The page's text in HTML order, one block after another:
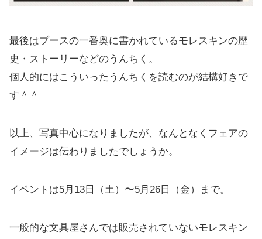
最後はブースの一番奥に書かれているモレスキンの歴
史・ストーリーなどのうんちく。
個人的にはこういったうんちくを読むのが結構好きで
す＾＾
以上、写真中心になりましたが、なんとなくフェアの
イメージは伝わりましたでしょうか。
イベントは5月13日（土）〜5月26日（金）まで。
一般的な文具屋さんでは販売されていないモレスキン